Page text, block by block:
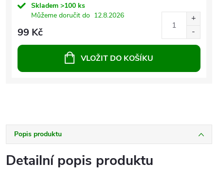
Skladem >100 ks
Můžeme doručit do 12.8.2026
99 Kč
VLOŽIT DO KOŠÍKU
Popis produktu
Detailní popis produktu